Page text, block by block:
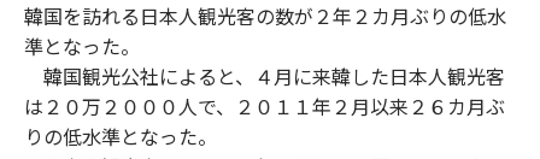
韓国を訪れる日本人観光客の数が２年２カ月ぶりの低水
準となった。
韓国観光公社によると、４月に来韓した日本人観光客
は２０万２０００人で、２０１１年２月以来２６カ月ぶ
りの低水準となった。